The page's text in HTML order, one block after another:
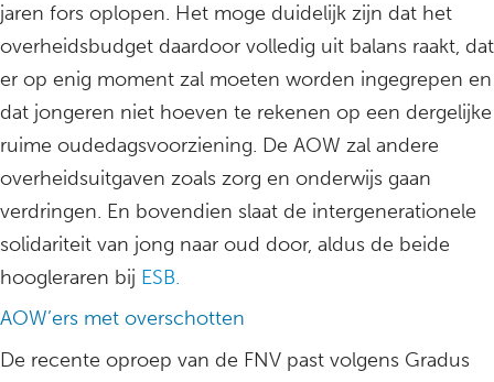
jaren fors oplopen. Het moge duidelijk zijn dat het
overheidsbudget daardoor volledig uit balans raakt, dat
er op enig moment zal moeten worden ingegrepen en
dat jongeren niet hoeven te rekenen op een dergelijke
ruime oudedagsvoorziening. De AOW zal andere
overheidsuitgaven zoals zorg en onderwijs gaan
verdringen. En bovendien slaat de intergenerationele
solidariteit van jong naar oud door, aldus de beide
hoogleraren bij ESB.
AOW’ers met overschotten
De recente oproep van de FNV past volgens Gradus